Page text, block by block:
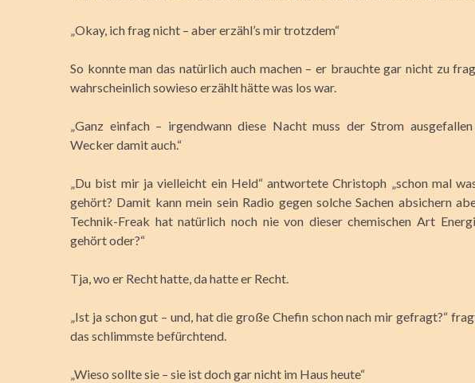
„Okay, ich frag nicht – aber erzähl’s mir trotzdem“
So konnte man das natürlich auch machen – er brauchte gar nicht zu
wahrscheinlich sowieso erzählt hätte was los war.
„Ganz einfach – irgendwann diese Nacht muss der Strom
Wecker damit auch.“
„Du bist mir ja vielleicht ein Held“ antwortete Christoph „schon mal
gehört? Damit kann mein sein Radio gegen solche Sachen absichern
Technik-Freak hat natürlich noch nie von dieser chemischen Art
gehört oder?“
Tja, wo er Recht hatte, da hatte er Recht.
„Ist ja schon gut – und, hat die große Chefin schon nach mir gefragt?“
das schlimmste befürchtend.
„Wieso sollte sie – sie ist doch gar nicht im Haus heute“